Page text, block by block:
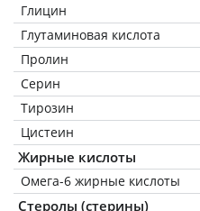
Глицин
Глутаминовая кислота
Пролин
Серин
Тирозин
Цистеин
Жирные кислоты
Омега-6 жирные кислоты
Стеролы (стерины)